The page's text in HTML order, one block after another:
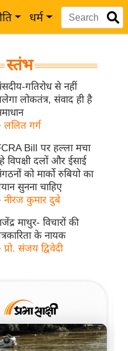
धर्म
स्तंभ
गतिरोध से नहीं
लोकतंत्र, संवाद ही है
ललित गर्ग
Bill पर हल्ला मचा
विपक्षी दलों और ईसाई
को मार्को रुबियो का
सुनना चाहिए
नीरज कुमार दुबे
माथुर- विचारों की
के नायक
प्रो. संजय द्विवेदी